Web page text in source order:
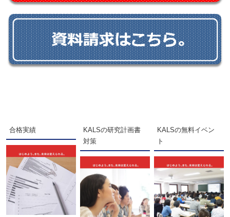
合格実績
KALSの研究計画書
対策
KALSの無料イベン
ト